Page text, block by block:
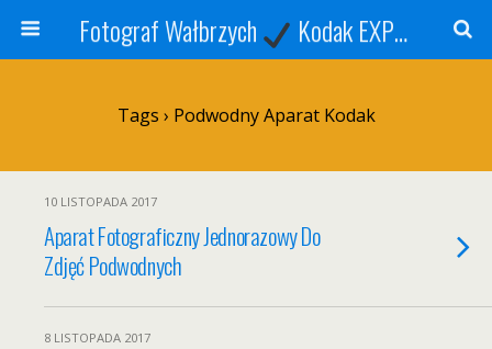
Fotograf Wałbrzych Kodak EXPRESS
Tags › Podwodny Aparat Kodak
10 LISTOPADA 2017
Aparat Fotograficzny Jednorazowy Do
Zdjęć Podwodnych
8 LISTOPADA 2017